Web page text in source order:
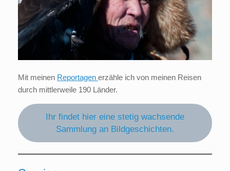
Mit meinen Reportagen erzähle ich von meinen Reisen
durch mittlerweile 190 Länder.
Ihr findet hier eine stetig wachsende
Sammlung an Bildgeschichten.